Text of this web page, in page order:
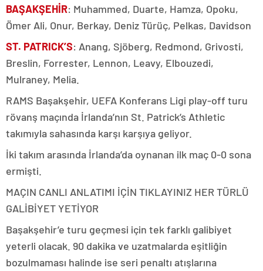
BAŞAKŞEHİR: Muhammed, Duarte, Hamza, Opoku,
Ömer Ali, Onur, Berkay, Deniz Türüç, Pelkas, Davidson
ST. PATRICK’S: Anang, Sjöberg, Redmond, Grivosti,
Breslin, Forrester, Lennon, Leavy, Elbouzedi,
Mulraney, Melia.
RAMS Başakşehir, UEFA Konferans Ligi play-off turu
rövanş maçında İrlanda’nın St. Patrick’s Athletic
takımıyla sahasında karşı karşıya geliyor.
İki takım arasında İrlanda’da oynanan ilk maç 0-0 sona
ermişti.
MAÇIN CANLI ANLATIMI İÇİN TIKLAYINIZ HER TÜRLÜ
GALİBİYET YETİYOR
Başakşehir’e turu geçmesi için tek farklı galibiyet
yeterli olacak. 90 dakika ve uzatmalarda eşitliğin
bozulmaması halinde ise seri penaltı atışlarına